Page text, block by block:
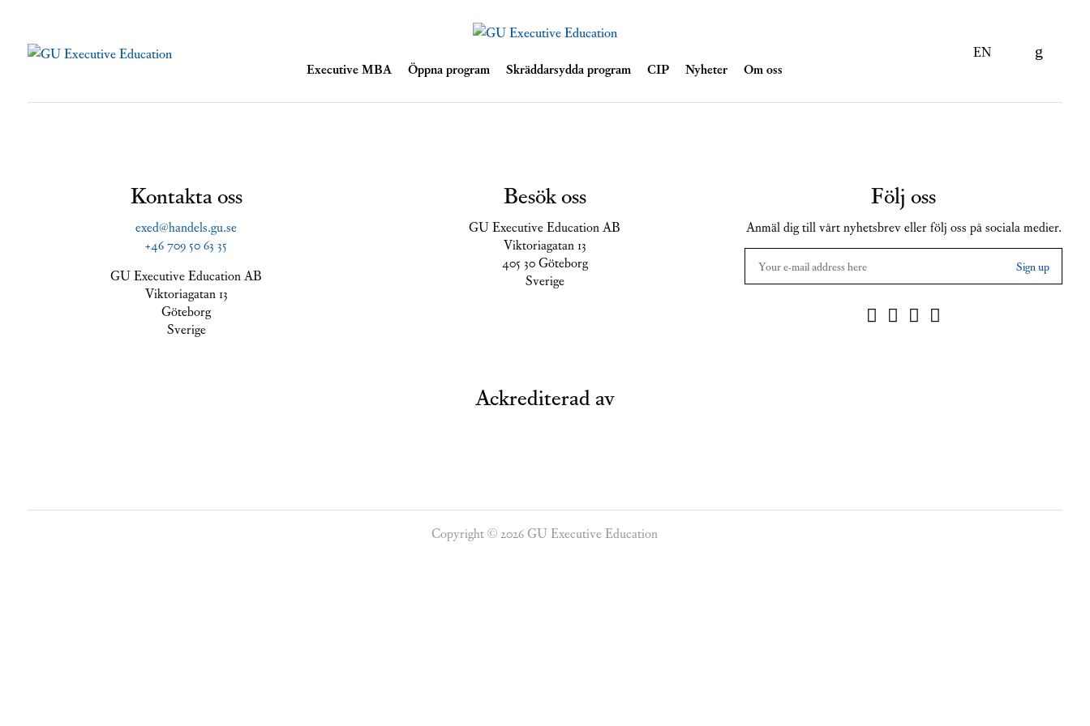
Skip
content
Executive MBA Öppna program Skräddarsydda program CIP Nyheter Om oss
EN
Kontakta oss
exed@handels.gu.se
+46 709 50 63 35
GU Executive Education AB
Viktoriagatan 13
Göteborg
Sverige
Besök oss
GU Executive Education AB
Viktoriagatan 13
405 30 Göteborg
Sverige
Följ oss
Anmäl dig till vårt nyhetsbrev eller följ oss på sociala medier.
Ackrediterad av
Copyright © 2026 GU Executive Education